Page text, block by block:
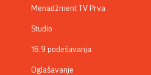
Menadžment TV Prva
Studio
16:9 podešavanja
Oglašavanje